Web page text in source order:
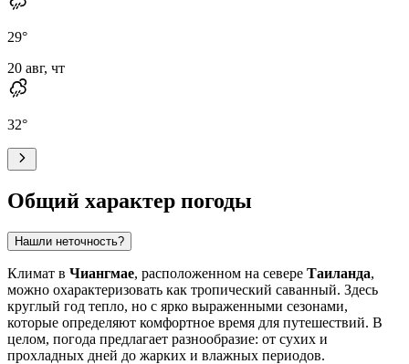
29°
20 авг, чт
32°
Общий характер погоды
Нашли неточность?
Климат в Чиангмае, расположенном на севере Таиланда,
можно охарактеризовать как тропический саванный. Здесь
круглый год тепло, но с ярко выраженными сезонами,
которые определяют комфортное время для путешествий. В
целом, погода предлагает разнообразие: от сухих и
прохладных дней до жарких и влажных периодов.